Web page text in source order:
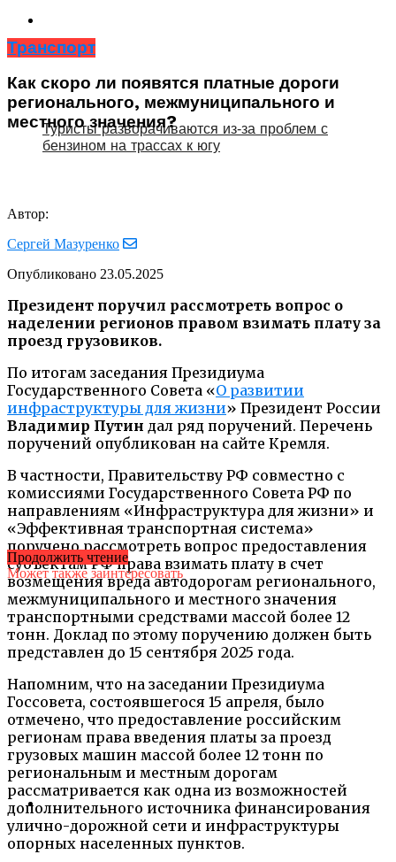
Туристы разворачиваются из‑за проблем с
бензином на трассах к югу
Транспорт
Как скоро ли появятся платные дороги
регионального, межмуниципального и
местного значения?
Автор:
Сергей Мазуренко
Опубликовано 23.05.2025
Президент поручил рассмотреть вопрос о
наделении регионов правом взимать плату за
проезд грузовиков.
По итогам заседания Президиума
Государственного Совета «О развитии
инфраструктуры для жизни» Президент России
Владимир Путин дал ряд поручений. Перечень
поручений опубликован на сайте Кремля.
В частности, Правительству РФ совместно с
комиссиями Государственного Совета РФ по
направлениям «Инфраструктура для жизни» и
«Эффективная транспортная система»
поручено рассмотреть вопрос предоставления
субъектам РФ права взимать плату в счет
возмещения вреда автодорогам регионального,
межмуниципального и местного значения
транспортными средствами массой более 12
тонн. Доклад по этому поручению должен быть
представлен до 15 сентября 2025 года.
Напомним, что на заседании Президиума
Госсовета, состоявшегося 15 апреля, было
отмечено, что предоставление российским
регионам права введения платы за проезд
грузовых машин массой более 12 тонн по
региональным и местным дорогам
рассматривается как одна из возможностей
дополнительного источника финансирования
улично-дорожной сети и инфраструктуры
опорных населенных пунктов.
Продолжить чтение
Может также заинтересовать